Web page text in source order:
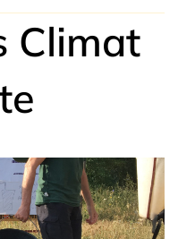
Climat